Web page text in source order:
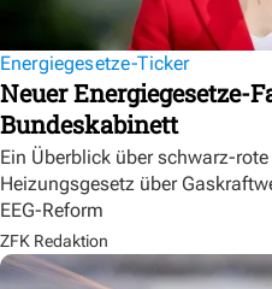
Energiegesetze-Ticker
Neuer Energiegesetze-
Bundeskabinett
Ein Überblick über schwarz-
Heizungsgesetz über
EEG-Reform
ZFK Redaktion